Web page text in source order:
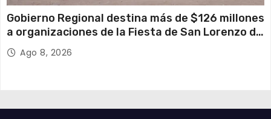
Gobierno Regional destina más de $126 millones
a organizaciones de la Fiesta de San Lorenzo de
Tarapacá
Ago 8, 2026